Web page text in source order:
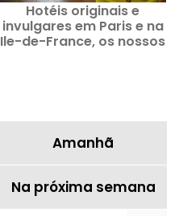
Hotéis originais e
invulgares em Paris e na
Ile-de-France, os nossos
Amanhã
Na próxima semana